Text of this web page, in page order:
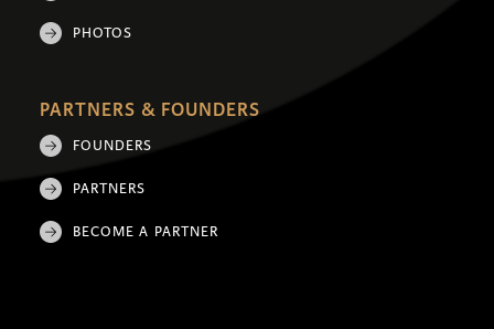
PHOTOS
PARTNERS & FOUNDERS
FOUNDERS
PARTNERS
BECOME A PARTNER